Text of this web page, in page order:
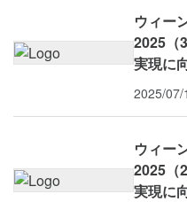
ウィー
2025（
実現に
2025/07/
ウィー
2025（
実現に